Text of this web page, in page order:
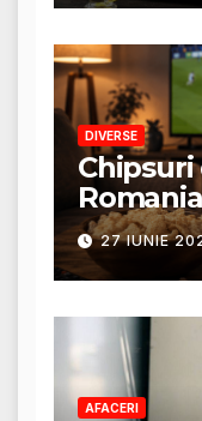
DIVERSE
Chipsuri
27 IUNIE
AFACERI